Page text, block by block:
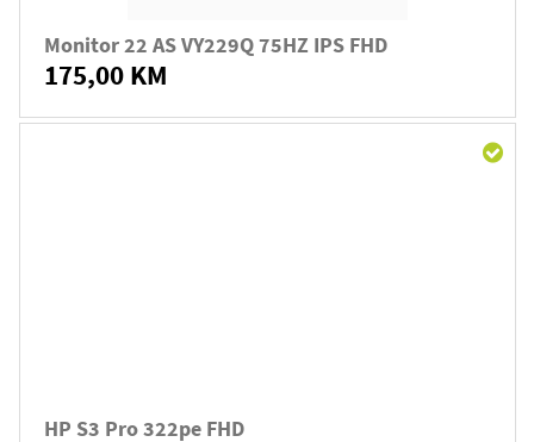
Monitor 22 AS VY229Q 75HZ IPS FHD
175,00 KM
HP S3 Pro 322pe FHD